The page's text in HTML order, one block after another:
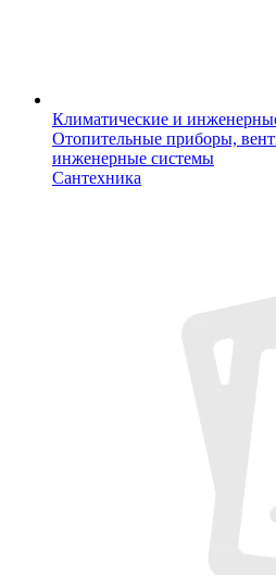
Климатические и
Отопительные приборы,
инженерные системы
Сантехника